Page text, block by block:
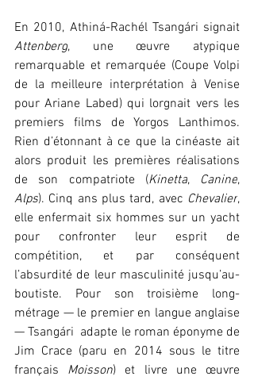
Attenberg, une œuvre atypique
remarquable et remarquée (Coupe Volpi
de la meilleure interprétation à Venise
pour Ariane Labed) qui lorgnait vers les
premiers films de Yorgos Lanthimos.
Rien d’étonnant à ce que la cinéaste ait
alors produit les premières réalisations
de son compatriote (Kinetta, Canine
Alps). Cinq ans plus tard, avec Chevalier,
elle enfermait six hommes sur un yacht
pour confronter leur esprit de
compétition, et par conséquent
l’absurdité de leur masculinité jusqu’au-
boutiste. Pour son troisième long-
métrage — le premier en langue anglaise
— Tsangári  adapte le roman éponyme de
Jim Crace (paru en 2014 sous le titre
français Moisson) et livre une œuvre